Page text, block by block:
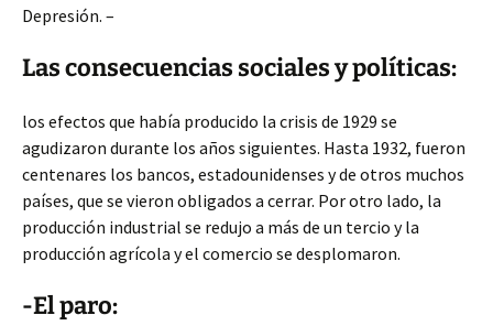
Depresión. –
Las consecuencias sociales y políticas:
los efectos que había producido la crisis de 1929 se
agudizaron durante los años siguientes. Hasta 1932, fueron
centenares los bancos, estadounidenses y de otros muchos
países, que se vieron obligados a cerrar. Por otro lado, la
producción industrial se redujo a más de un tercio y la
producción agrícola y el comercio se desplomaron.
-El paro: